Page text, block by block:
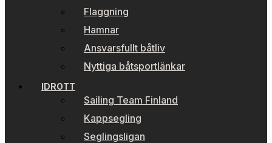
Flaggning
Hamnar
Ansvarsfullt båtliv
Nyttiga båtsportlänkar
IDROTT
Sailing Team Finland
Kappsegling
Seglingsligan